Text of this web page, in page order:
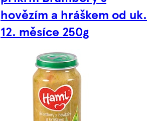
hovězím a hráškem od uk.
12. měsíce 250g